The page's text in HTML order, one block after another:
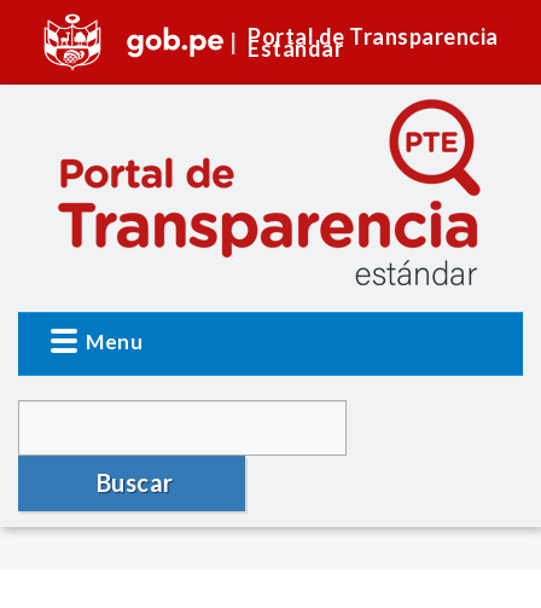
Portal de Transparencia
Estándar
Menu
Buscar